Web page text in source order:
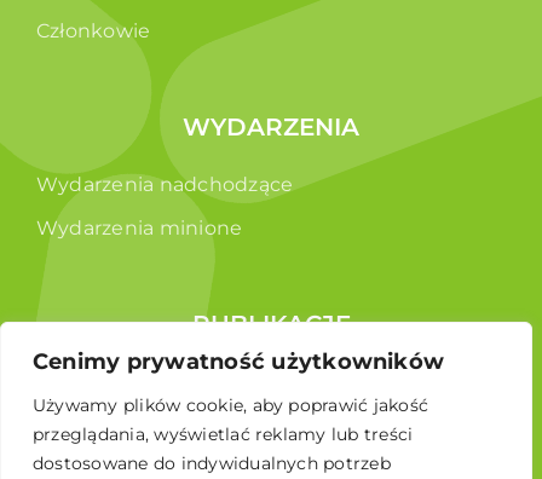
Cenimy prywatność użytkowników
Używamy plików cookie, aby poprawić jakość
przeglądania, wyświetlać reklamy lub treści
dostosowane do indywidualnych potrzeb
Członkowie
WYDARZENIA
Wydarzenia nadchodzące
Wydarzenia minione
PUBLIKACJE
Raporty
Broszura edukacyjna